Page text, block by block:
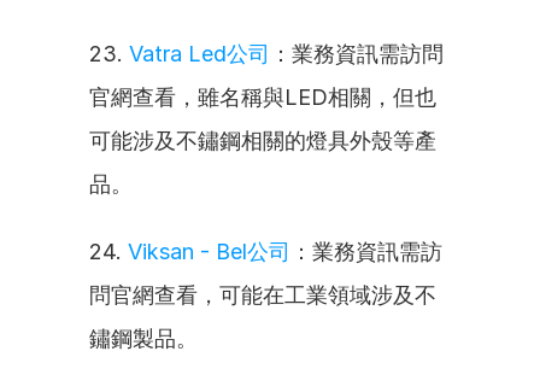
23. Vatra Led公司 ：業務資訊需訪問
官網查看，雖名稱與LED相關，但也
可能涉及不鏽鋼相關的燈具外殼等產
品。
24. Viksan - Bel公司 ：業務資訊需訪
問官網查看，可能在工業領域涉及不
鏽鋼製品。